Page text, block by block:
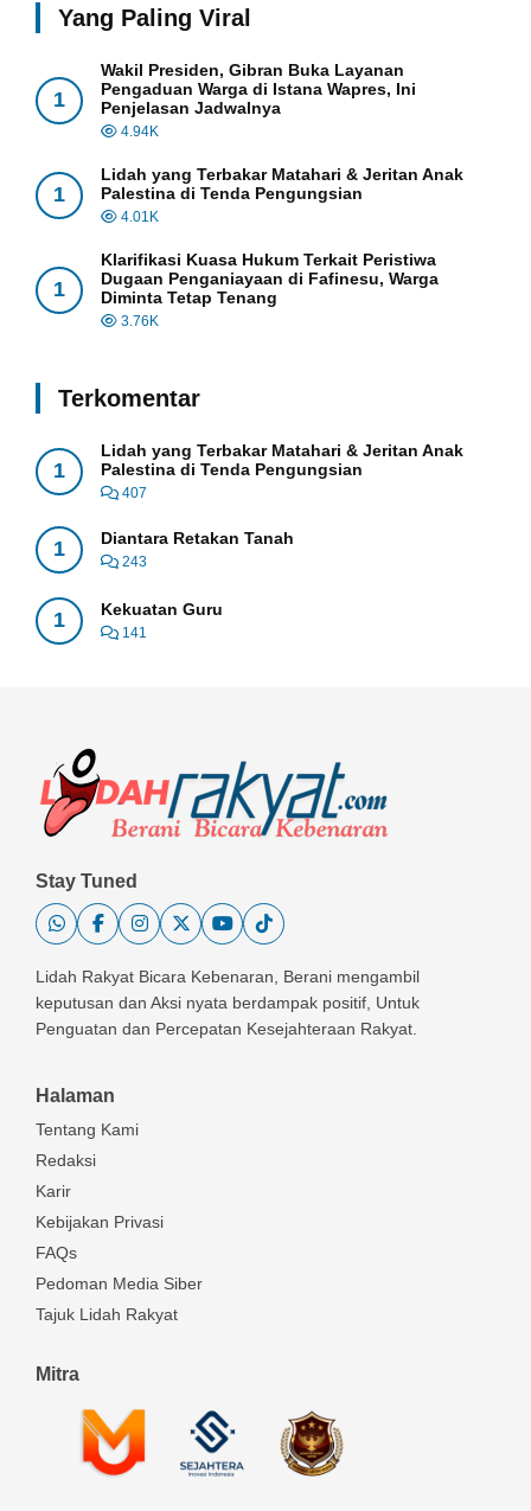
Yang Paling Viral
1
Wakil Presiden, Gibran Buka Layanan
Pengaduan Warga di Istana Wapres, Ini
Penjelasan Jadwalnya
4.94K
1
Lidah yang Terbakar Matahari & Jeritan Anak
Palestina di Tenda Pengungsian
4.01K
1
Klarifikasi Kuasa Hukum Terkait Peristiwa
Dugaan Penganiayaan di Fafinesu, Warga
Diminta Tetap Tenang
3.76K
Terkomentar
1
Lidah yang Terbakar Matahari & Jeritan Anak
Palestina di Tenda Pengungsian
407
1 Diantara Retakan Tanah
243
1 Kekuatan Guru
141
Stay Tuned
Lidah Rakyat Bicara Kebenaran, Berani mengambil
keputusan dan Aksi nyata berdampak positif, Untuk
Penguatan dan Percepatan Kesejahteraan Rakyat.
Halaman
Tentang Kami
Redaksi
Karir
Kebijakan Privasi
FAQs
Pedoman Media Siber
Tajuk Lidah Rakyat
Mitra